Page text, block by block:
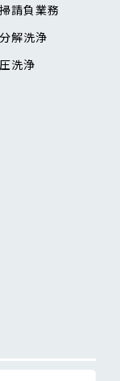
請負業務
解洗浄
洗浄